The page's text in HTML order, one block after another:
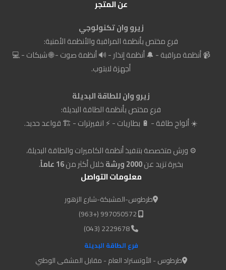
عن المتجر
زيرو وان تكنولوجي
فرع مختص بأنظمة المراقبة والأنظمة الأمنية:
📹 أنظمة مراقبة - 🔔 أنظمة إنذار - 🔊 أنظمة صوت - 🌐 شبكات - 💻
أجهزة لابتوب.
زيرو وان للطاقة البديلة
فرع مختص بأنظمة الطاقة البديلة:
☀️ ألواح طاقة - 🔋 بطاريات - ⚡ انفيرترات - 🏗️ قواعد حديد.
⚙️ ورش متخصصة بتنفيذ أنظمة الكاميرات والطاقة البديلة،
بخبرة تزيد عن2000 ورشة خلال أكثر من16 عاماً
.
معلومات التواصل
طرطوس-المشبكة-شارع الزهور
2229678 (043)
فرع الطاقة البديلة
طرطوس - الأوتستراد العام - مقابل المشفى الوطني